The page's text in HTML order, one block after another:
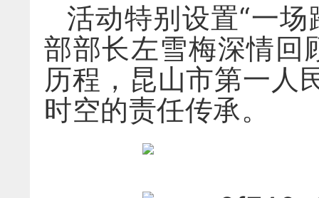
活动特别设置“一
部部长左雪梅深情回
历程，昆山市第一人
时空的责任传承。